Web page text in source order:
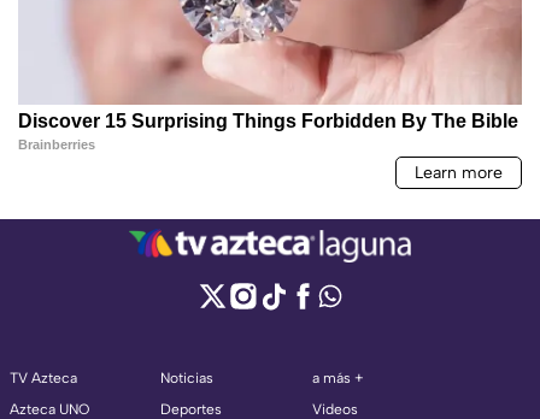
TV Azteca
Azteca UNO
Noticias
Deportes
a más +
Videos